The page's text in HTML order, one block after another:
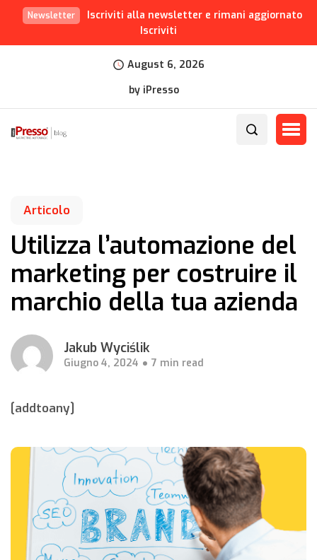
Newsletter
Iscriviti alla newsletter e rimani aggiornato
Iscriviti
August 6, 2026
by iPresso
Articolo
Utilizza l’automazione del
marketing per costruire il
marchio della tua azienda
Jakub Wyciślik
Giugno 4, 2024 7 min read
[addtoany]